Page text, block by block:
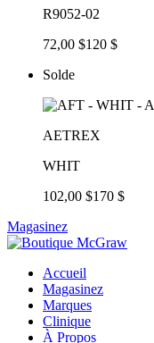
R9052-02
72,00 $120 $
Solde
AETREX
WHIT
102,00 $170 $
Magasinez
Accueil
Magasinez
Marques
Clinique
À Propos